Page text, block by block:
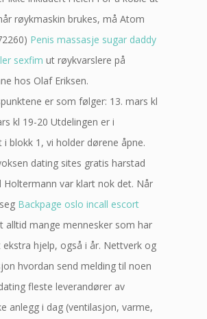
røykmaskin brukes, må Atom
Penis massasje sugar daddy
sexfim ut røykvarslere på
hos Olaf Eriksen.
er som følger: 13. mars kl
kl 19-20 Utdelingen er i
blokk 1, vi holder dørene åpne.
dating sites gratis harstad
Holtermann var klart nok det. Når
Backpage oslo incall escort
alltid mange mennesker som har
hjelp, også i år. Nettverk og
hvordan send melding til noen
fleste leverandører av
anlegg i dag (ventilasjon, varme,